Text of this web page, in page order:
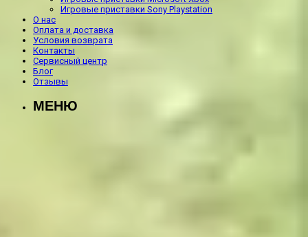
Игровые приставки Sony Playstation
О нас
Оплата и доставка
Условия возврата
Контакты
Сервисный центр
Блог
Отзывы
МЕНЮ